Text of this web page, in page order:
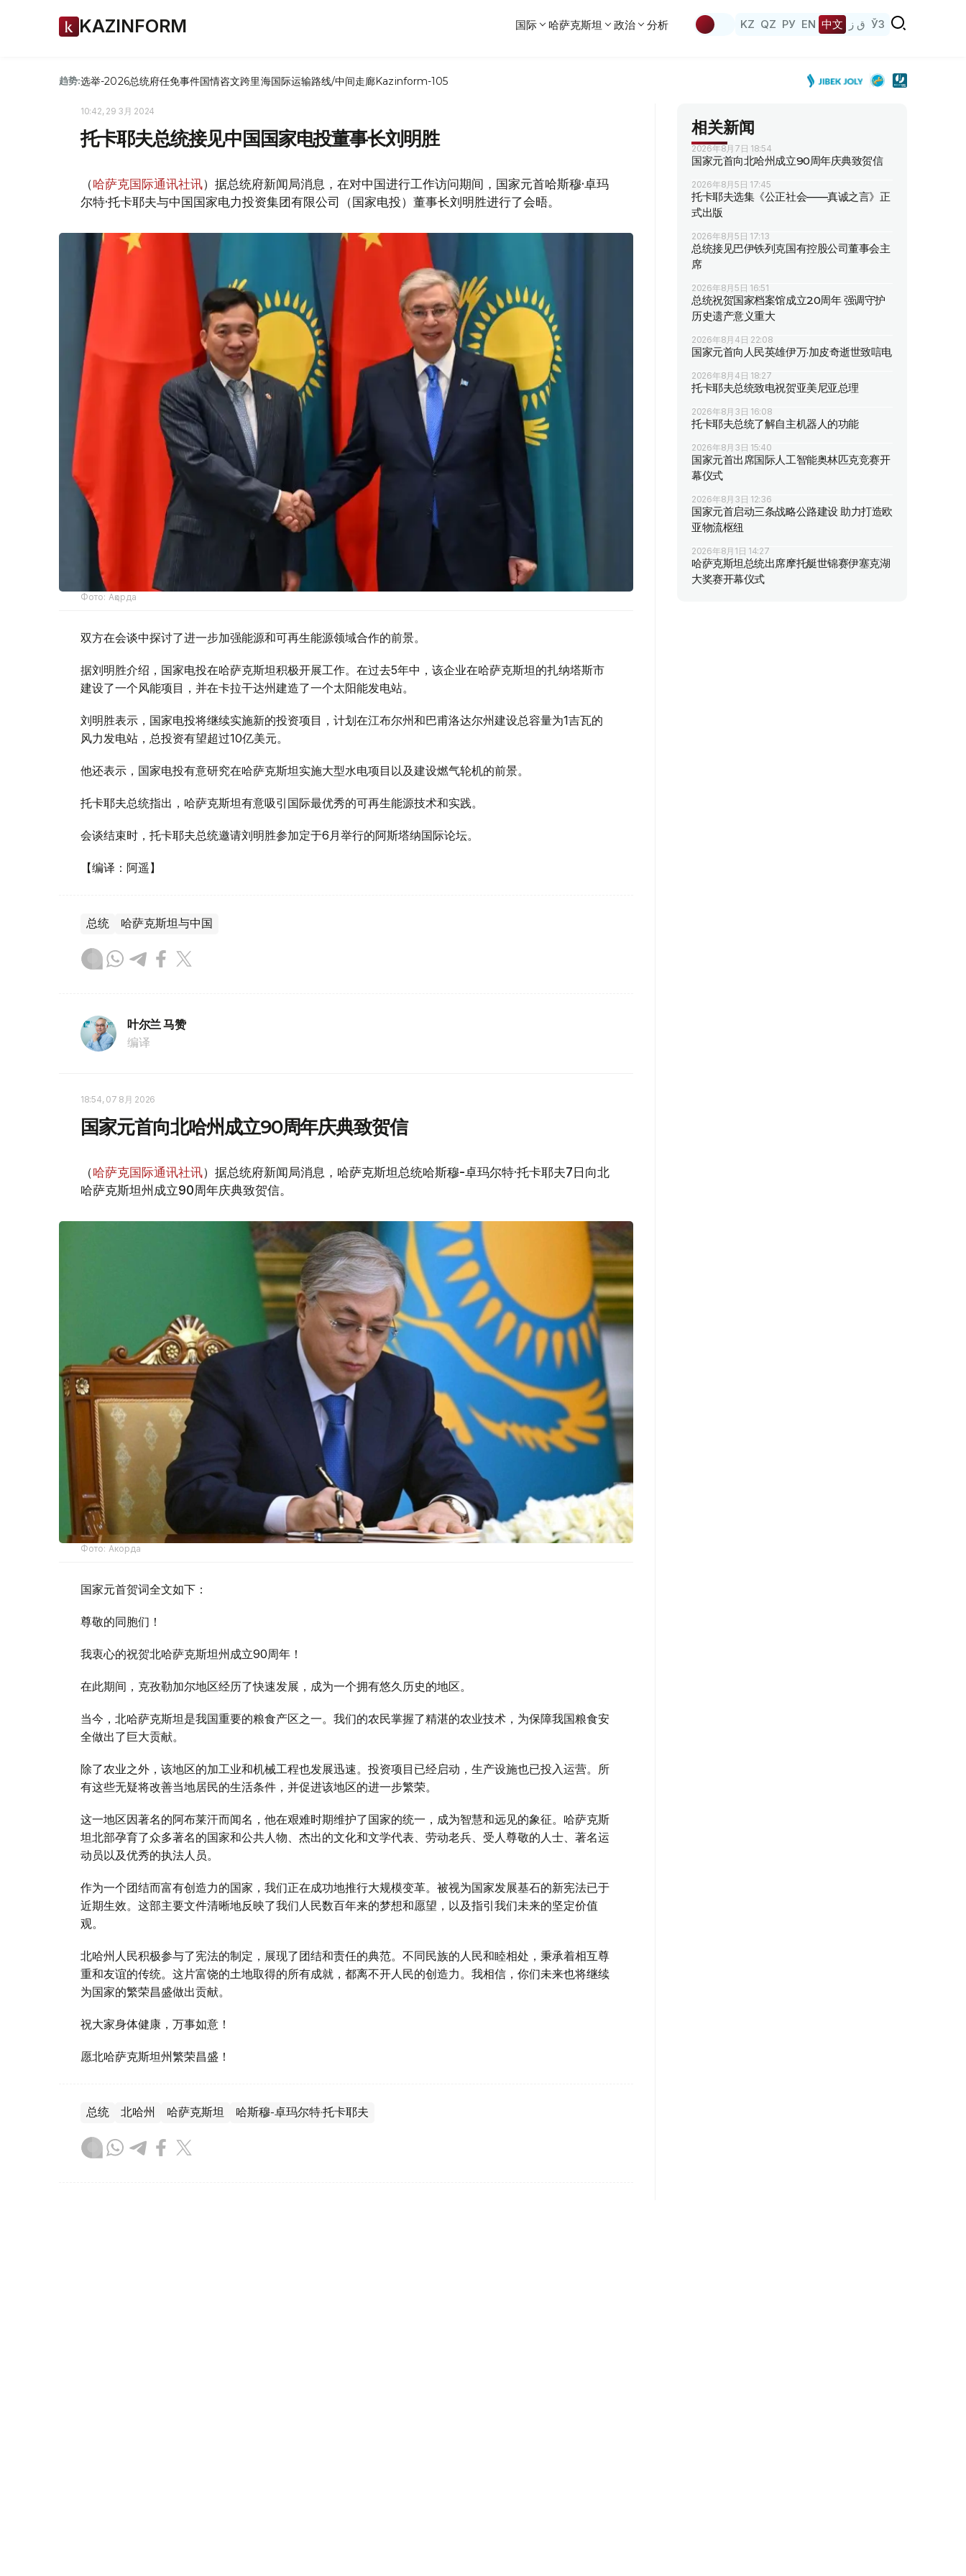
KAZINFORM 国际 哈萨克斯坦 政治 分析 KZ QZ РУ EN 中文 ق ز ЎЗ
趋势:选举-2026总统府任免事件国情咨文跨里海国际运输路线/中间走廊Kazinform-105
10:42, 29 3月 2024
托卡耶夫总统接见中国国家电投董事长刘明胜
（哈萨克国际通讯社讯）据总统府新闻局消息，在对中国进行工作访问期间，国家元首哈斯穆·卓玛
尔特·托卡耶夫与中国国家电力投资集团有限公司（国家电投）董事长刘明胜进行了会晤。
Фото: Ақорда
双方在会谈中探讨了进一步加强能源和可再生能源领域合作的前景。
据刘明胜介绍，国家电投在哈萨克斯坦积极开展工作。在过去5年中，该企业在哈萨克斯坦的扎纳塔斯市
建设了一个风能项目，并在卡拉干达州建造了一个太阳能发电站。
刘明胜表示，国家电投将继续实施新的投资项目，计划在江布尔州和巴甫洛达尔州建设总容量为1吉瓦的
风力发电站，总投资有望超过10亿美元。
他还表示，国家电投有意研究在哈萨克斯坦实施大型水电项目以及建设燃气轮机的前景。
托卡耶夫总统指出，哈萨克斯坦有意吸引国际最优秀的可再生能源技术和实践。
会谈结束时，托卡耶夫总统邀请刘明胜参加定于6月举行的阿斯塔纳国际论坛。
【编译：阿遥】
总统 哈萨克斯坦与中国
叶尔兰 马赞
编译
18:54, 07 8月 2026
国家元首向北哈州成立90周年庆典致贺信
（哈萨克国际通讯社讯）据总统府新闻局消息，哈萨克斯坦总统哈斯穆-卓玛尔特·托卡耶夫7日向北
哈萨克斯坦州成立90周年庆典致贺信。
Фото: Акорда
国家元首贺词全文如下：
尊敬的同胞们！
我衷心的祝贺北哈萨克斯坦州成立90周年！
在此期间，克孜勒加尔地区经历了快速发展，成为一个拥有悠久历史的地区。
当今，北哈萨克斯坦是我国重要的粮食产区之一。我们的农民掌握了精湛的农业技术，为保障我国粮食安
全做出了巨大贡献。
除了农业之外，该地区的加工业和机械工程也发展迅速。投资项目已经启动，生产设施也已投入运营。所
有这些无疑将改善当地居民的生活条件，并促进该地区的进一步繁荣。
这一地区因著名的阿布莱汗而闻名，他在艰难时期维护了国家的统一，成为智慧和远见的象征。哈萨克斯
坦北部孕育了众多著名的国家和公共人物、杰出的文化和文学代表、劳动老兵、受人尊敬的人士、著名运
动员以及优秀的执法人员。
作为一个团结而富有创造力的国家，我们正在成功地推行大规模变革。被视为国家发展基石的新宪法已于
近期生效。这部主要文件清晰地反映了我们人民数百年来的梦想和愿望，以及指引我们未来的坚定价值
观。
北哈州人民积极参与了宪法的制定，展现了团结和责任的典范。不同民族的人民和睦相处，秉承着相互尊
重和友谊的传统。这片富饶的土地取得的所有成就，都离不开人民的创造力。我相信，你们未来也将继续
为国家的繁荣昌盛做出贡献。
祝大家身体健康，万事如意！
愿北哈萨克斯坦州繁荣昌盛！
总统 北哈州 哈萨克斯坦 哈斯穆-卓玛尔特·托卡耶夫
相关新闻
2026年8月7日 18:54
国家元首向北哈州成立90周年庆典致贺信
2026年8月5日 17:45
托卡耶夫选集《公正社会——真诚之言》正
式出版
2026年8月5日 17:13
总统接见巴伊铁列克国有控股公司董事会主
席
2026年8月5日 16:51
总统祝贺国家档案馆成立20周年 强调守护
历史遗产意义重大
2026年8月4日 22:08
国家元首向人民英雄伊万·加皮奇逝世致唁电
2026年8月4日 18:27
托卡耶夫总统致电祝贺亚美尼亚总理
2026年8月3日 16:08
托卡耶夫总统了解自主机器人的功能
2026年8月3日 15:40
国家元首出席国际人工智能奥林匹克竞赛开
幕仪式
2026年8月3日 12:36
国家元首启动三条战略公路建设 助力打造欧
亚物流枢纽
2026年8月1日 14:27
哈萨克斯坦总统出席摩托艇世锦赛伊塞克湖
大奖赛开幕仪式